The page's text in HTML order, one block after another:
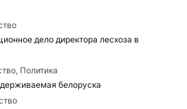
дело директора лесхоза в
Политика
белоруска